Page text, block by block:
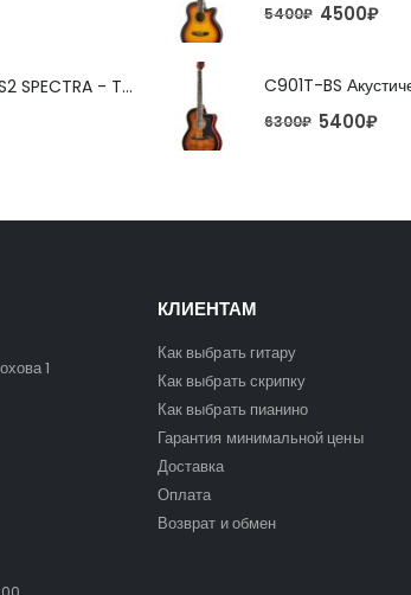
JACKSON JS2 SPECTRA - TOBACCO BURST 4-струнная бас-гитара
5400₽ 4500₽
6300₽ 5400₽
1
КЛИЕНТАМ
Как выбрать гитару
Как выбрать скрипку
Как выбрать пианино
Гарантия минимальной цены
Доставка
Оплата
Возврат и обмен